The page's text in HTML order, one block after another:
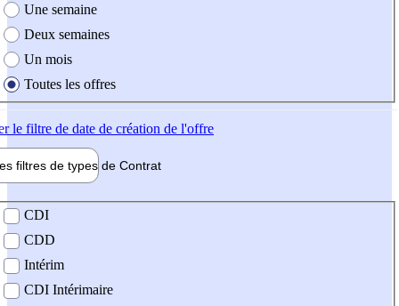
Une semaine
Deux semaines
Un mois
Toutes les offres
le filtre de date de création de l'offre
filtres de types de Contrat
contrat
CDI
CDD
Intérim
CDI Intérimaire